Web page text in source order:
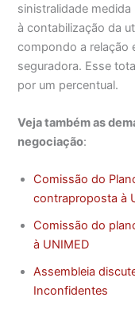
sinistralidade
à contabilização da
compondo a relação
seguradora. Esse
por um percentual.
Veja também as
negociação:
Comissão do
contraproposta à
Comissão do
à UNIMED
Assembleia
Inconfidentes